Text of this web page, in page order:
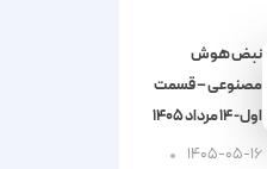
نبض هوش
مصنوعی – قسمت
اول- ۱۴ مرداد ۱۴۰۵
۱۴۰۵-۰۵-۱۶